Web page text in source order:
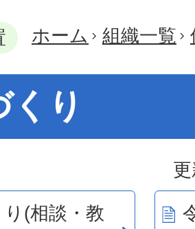
ホーム 組織一覧
くり
(相談・教